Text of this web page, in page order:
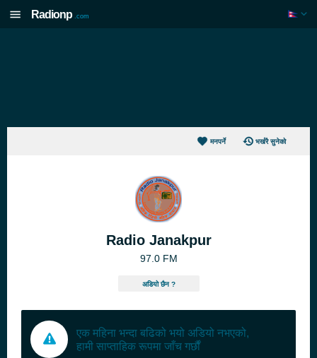
Radionp .com
मनपर्ने भर्खरै सुनेको
Radio Janakpur
97.0 FM
अडियो छैन ?
एक महिना भन्दा बढिको भयो अडियो नभएको,
हामी साप्ताहिक रूपमा जाँच गर्छौं